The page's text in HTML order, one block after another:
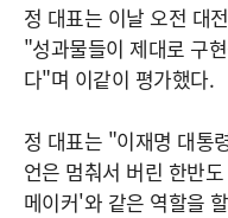
정 대표는 이날 오전 대
"성과물들이 제대로 구
다"며 이같이 평가했다.
정 대표는 "이재명 대통
언은 멈춰서 버린 한반
메이커'와 같은 역할을